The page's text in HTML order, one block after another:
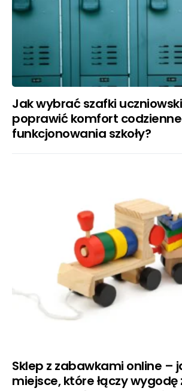
Jak wybrać szafki
poprawić komfort
funkcjonowania szkoły?
Sklep z zabawkami online –
miejsce, które łączy wygodę